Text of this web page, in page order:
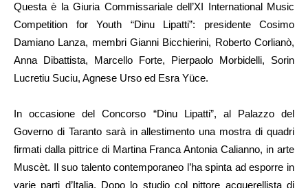
Questa è la Giuria Commissariale dell’XI International Music
Competition for Youth “Dinu Lipatti”: presidente Cosimo
Damiano Lanza, membri Gianni Bicchierini, Roberto Corlianò,
Anna Dibattista, Marcello Forte, Pierpaolo Morbidelli, Sorin
Lucretiu Suciu, Agnese Urso ed Esra Yüce.
In occasione del Concorso “Dinu Lipatti”, al Palazzo del
Governo di Taranto sarà in allestimento una mostra di quadri
firmati dalla pittrice di Martina Franca Antonia Calianno, in arte
Muscèt. Il suo talento contemporaneo l’ha spinta ad esporre in
varie parti d’Italia. Dopo lo studio col pittore acquerellista di